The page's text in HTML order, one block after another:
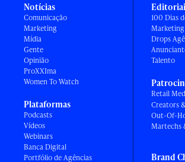
Notícias
Comunicação
Marketing
Mídia
Gente
Opinião
ProXXIma
Women To Watch
Plataformas
Podcasts
Vídeos
Webinars
Banca Digital
Portfólio de Agências
100 Dias
Drops
Talento
Retail
Creators
Out-Of-
Martechs
Brand